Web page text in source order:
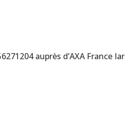
auprès d’AXA France